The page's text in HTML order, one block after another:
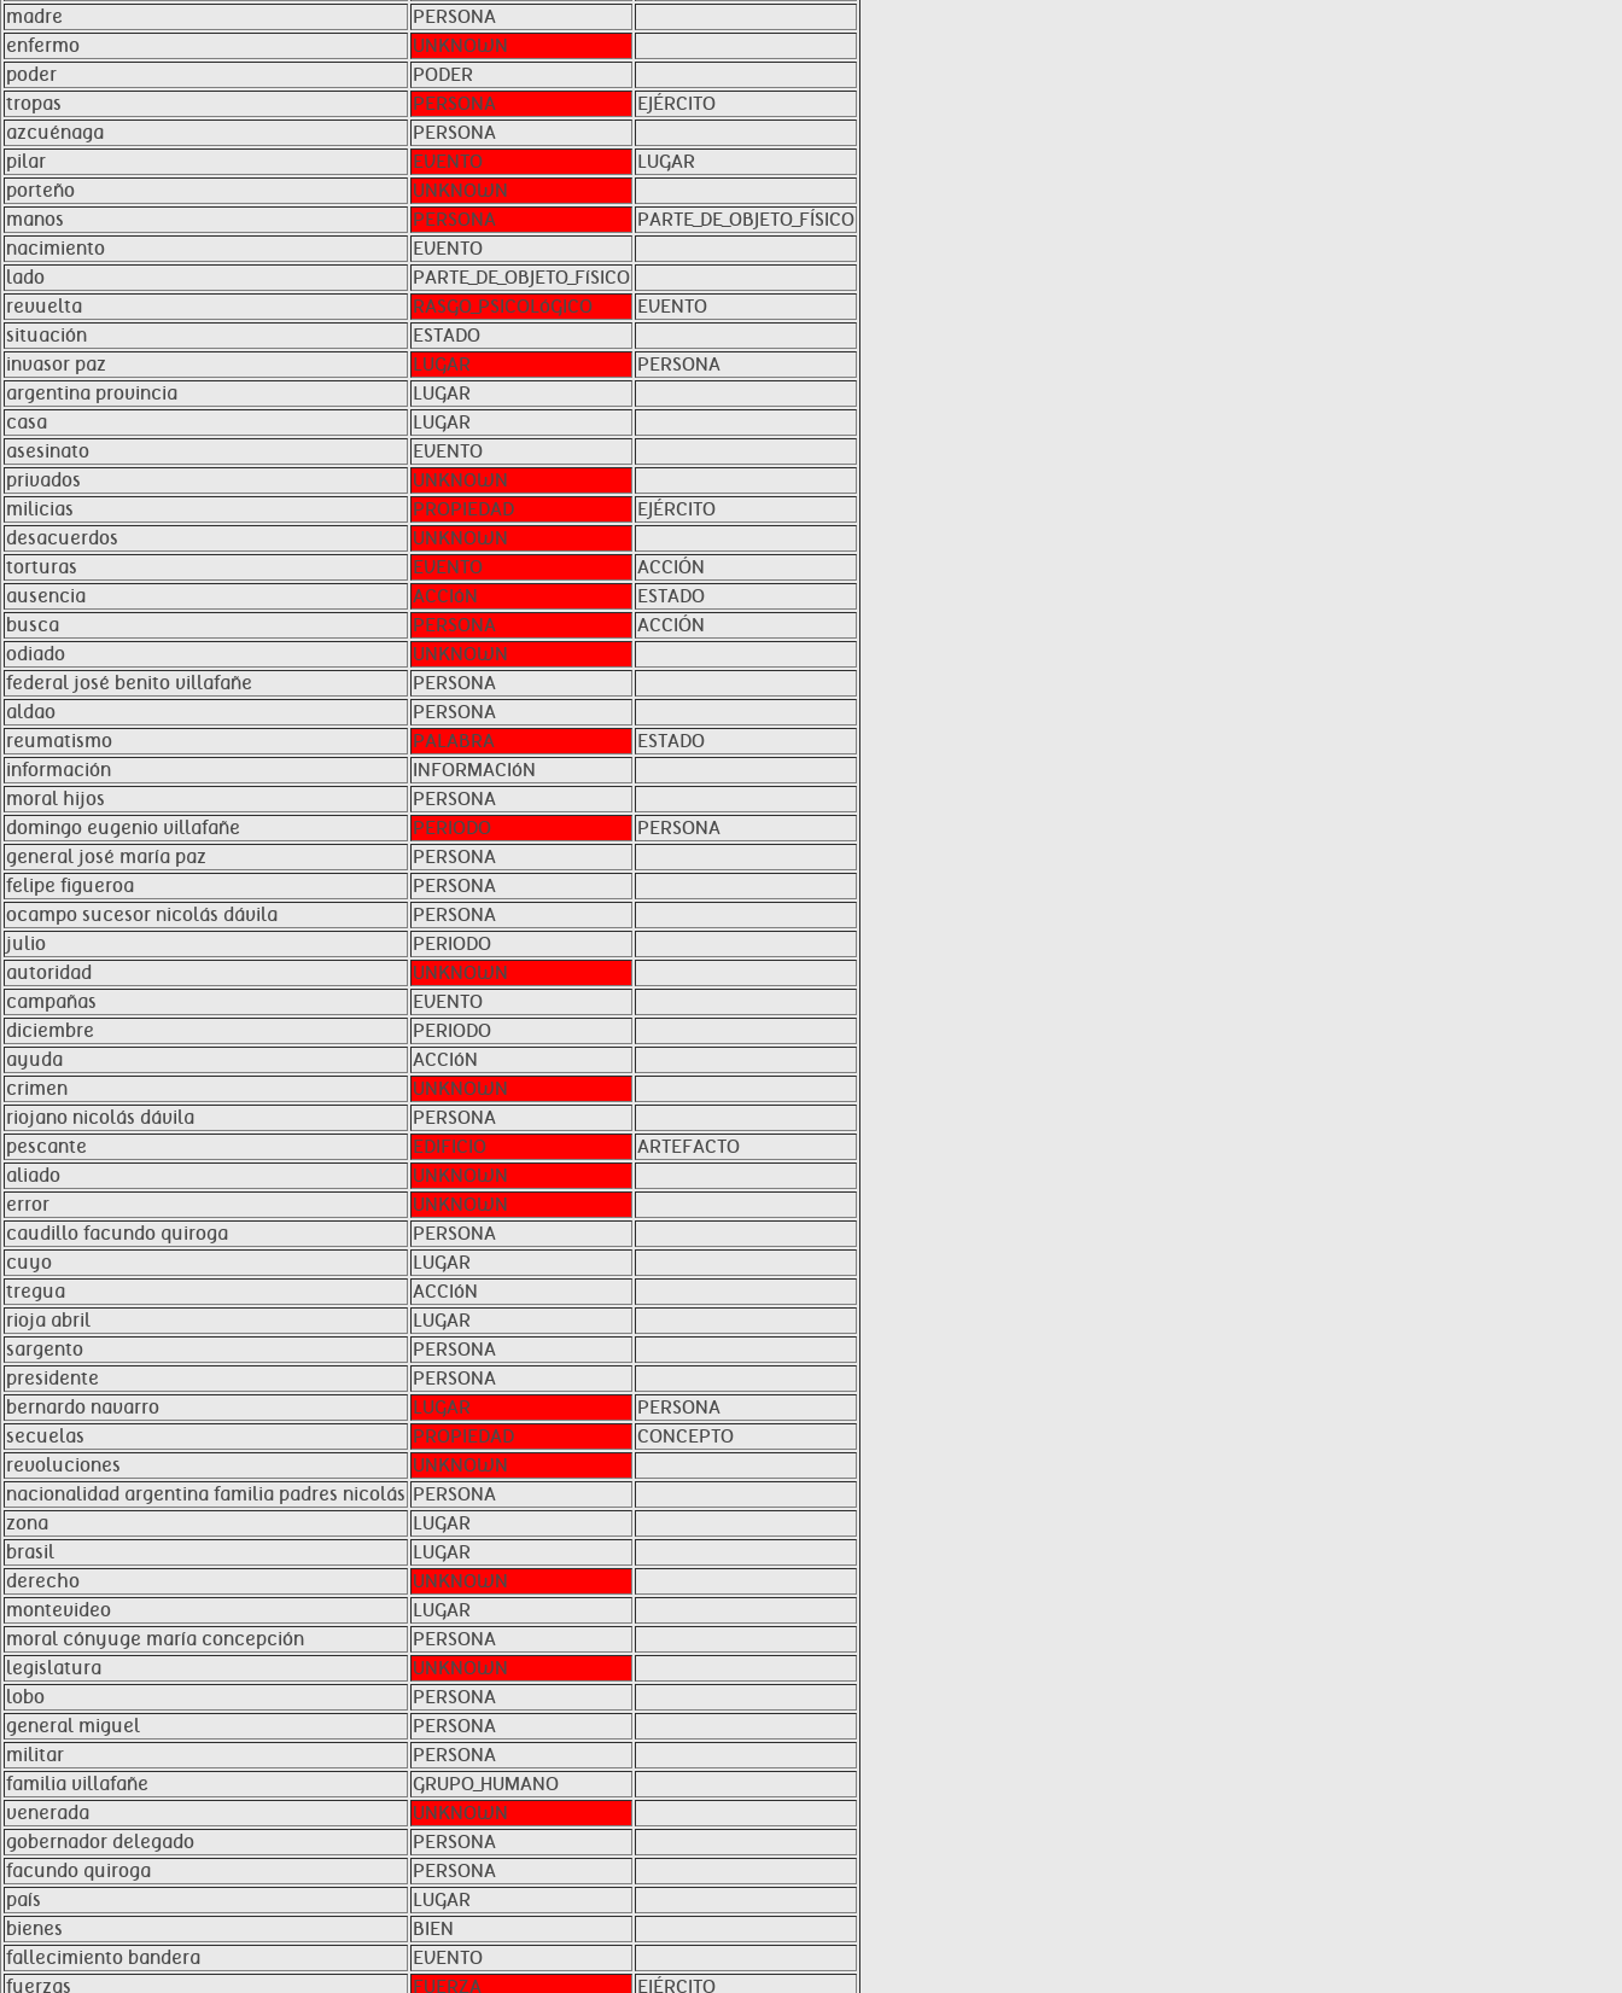
madre
PERSONA
enfermo
UNKNOWN
poder
PODER
tropas
PERSONA
EJÉRCITO
azcuénaga
PERSONA
pilar
EVENTO
LUGAR
porteño
UNKNOWN
manos
PERSONA
PARTE_DE_OBJETO_FÍSICO
nacimiento
EVENTO
lado
PARTE_DE_OBJETO_FíSICO
revuelta
RASGO_PSICOLóGICO
EVENTO
situación
ESTADO
invasor paz
LUGAR
PERSONA
argentina provincia
LUGAR
casa
LUGAR
asesinato
EVENTO
privados
UNKNOWN
milicias
PROPIEDAD
EJÉRCITO
desacuerdos
UNKNOWN
torturas
EVENTO
ACCIÓN
ausencia
ACCIóN
ESTADO
busca
PERSONA
ACCIÓN
odiado
UNKNOWN
federal josé benito villafañe
PERSONA
aldao
PERSONA
reumatismo
PALABRA
ESTADO
información
INFORMACIóN
moral hijos
PERSONA
domingo eugenio villafañe
PERIODO
PERSONA
general josé maría paz
PERSONA
felipe figueroa
PERSONA
ocampo sucesor nicolás dávila
PERSONA
julio
PERIODO
autoridad
UNKNOWN
campañas
EVENTO
diciembre
PERIODO
ayuda
ACCIóN
crimen
UNKNOWN
riojano nicolás dávila
PERSONA
pescante
EDIFICIO
ARTEFACTO
aliado
UNKNOWN
error
UNKNOWN
caudillo facundo quiroga
PERSONA
cuyo
LUGAR
tregua
ACCIóN
rioja abril
LUGAR
sargento
PERSONA
presidente
PERSONA
bernardo navarro
LUGAR
PERSONA
secuelas
PROPIEDAD
CONCEPTO
revoluciones
UNKNOWN
nacionalidad argentina familia padres nicolás PERSONA
zona
LUGAR
brasil
LUGAR
derecho
UNKNOWN
montevideo
LUGAR
moral cónyuge maría concepción
PERSONA
legislatura
UNKNOWN
lobo
PERSONA
general miguel
PERSONA
militar
PERSONA
familia villafañe
GRUPO_HUMANO
venerada
UNKNOWN
gobernador delegado
PERSONA
facundo quiroga
PERSONA
país
LUGAR
bienes
BIEN
fallecimiento bandera
EVENTO
fuerzas
FUERZA EJÉRCITO